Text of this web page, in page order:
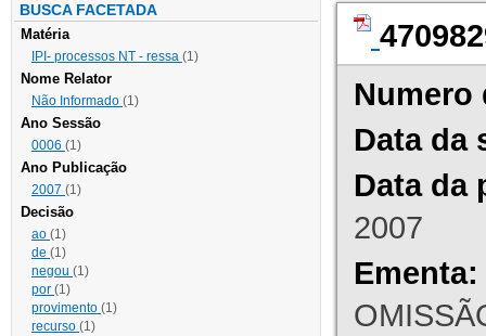
BUSCA FACETADA
Matéria
IPI- processos NT - ressa (1)
Nome Relator
Não Informado (1)
Ano Sessão
0006 (1)
Ano Publicação
2007 (1)
Decisão
ao (1)
de (1)
negou (1)
por (1)
provimento (1)
recurso (1)
Numero
Data da
Data da
2007
Ementa: